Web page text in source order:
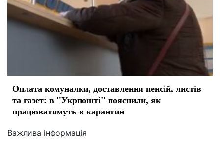
Оплата комуналки, доставлення пенсій, листів
та газет: в "Укрпошті" пояснили, як
працюватимуть в карантин
Важлива інформація